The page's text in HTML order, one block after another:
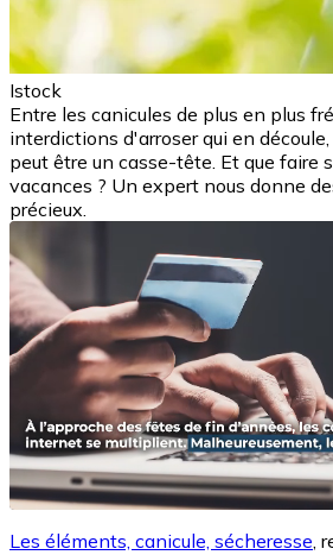
Istock
Entre les canicules de plus en plus
interdictions d'arroser qui en
peut être un casse-tête. Et que faire
vacances ? Un expert nous donne
précieux.
Les éléments, canicule, sécheresse ,